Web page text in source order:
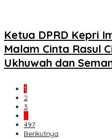
Ketua DPRD Kepri
Malam Cinta Rasul
Ukhuwah dan
1
2
3
…
497
Berikutnya